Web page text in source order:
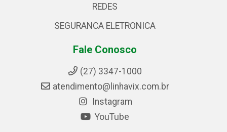
REDES
SEGURANCA ELETRONICA
Fale Conosco
(27) 3347-1000
atendimento@linhavix.com.br
Instagram
YouTube